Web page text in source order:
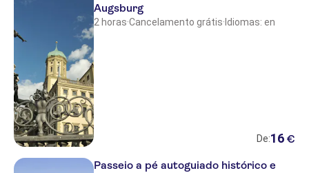
Augsburg
2 horas·Cancelamento grátis· Idiomas: en
De:16 €
Passeio a pé autoguiado histórico e